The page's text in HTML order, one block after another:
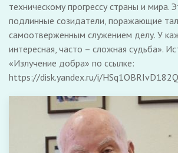
техническому прогрессу страны и мира.
подлинные созидатели, поражающие
самоотверженным служением делу. У
интересная, часто – сложная судьба».
«Излучение добра» по ссылке:
https://disk.yandex.ru/i/HSq1OBRIvD182Q